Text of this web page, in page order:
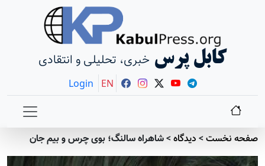
کابل پرس خبری، تحلیلی و انتقادی
Login EN
صفحه نخست> دیدگاه>شاهراه سالنگ؛ بوی چرس و بیم جان